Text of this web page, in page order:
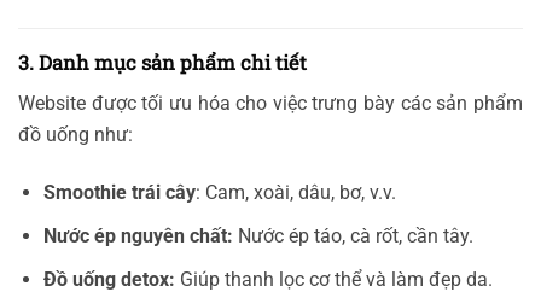
3. Danh mục sản phẩm chi tiết
Website được tối ưu hóa cho việc trưng bày các sản phẩm
đồ uống như:
Smoothie trái cây: Cam, xoài, dâu, bơ, v.v.
Nước ép nguyên chất: Nước ép táo, cà rốt, cần tây.
Đồ uống detox: Giúp thanh lọc cơ thể và làm đẹp da.